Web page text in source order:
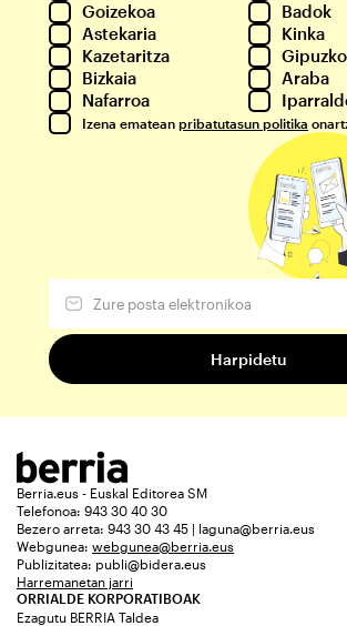
Goizekoa
Badok
Astekaria
Kinka
Kazetaritza
Bizkaia
Araba
Nafarroa
Izena ematean pribatutasun politika
Berria.eus - Euskal Editorea SM
Telefonoa: 943 30 40 30
Bezero arreta: 943 30 43 45 | laguna@berria.eus
Webgunea: webgunea@berria.eus
Publizitatea: publi@bidera.eus
Harremanetan jarri
ORRIALDE KORPORATIBOAK
Ezagutu BERRIA Taldea